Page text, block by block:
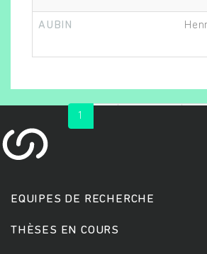
AUBIN
1
EQUIPES DE RECHERCHE
THÈSES EN COURS